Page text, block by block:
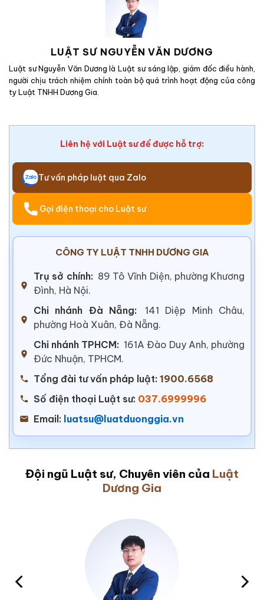
LUẬT SƯ NGUYỄN VĂN DƯƠNG
Luật sư Nguyễn Văn Dương là Luật sư sáng lập, giám đốc điều hành,
người chịu trách nhiệm chính toàn bộ quá trình hoạt động của công
ty Luật TNHH Dương Gia.
Liên hệ với Luật sư để được hỗ trợ:
Tư vấn pháp luật qua Zalo
Gọi điện thoại cho Luật sư
CÔNG TY LUẬT TNHH DƯƠNG GIA
Trụ sở chính: 89 Tô Vĩnh Diện, phường Khương
Đình, Hà Nội.
Chi nhánh Đà Nẵng:
141 Diệp Minh Châu,
phường Hoà Xuân, Đà Nẵng.
Chi nhánh TPHCM: 161A Đào Duy Anh, phường
Đức Nhuận, TPHCM.
Tổng đài tư vấn pháp luật: 1900.6568
Số điện thoại Luật sư: 037.6999996
Email: luatsu@luatduonggia.vn
Đội ngũ Luật sư, Chuyên viên của Luật
Dương Gia